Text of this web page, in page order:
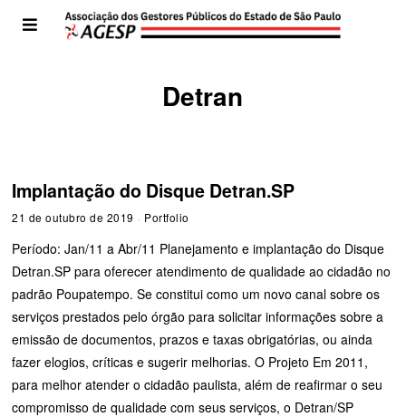
Detran
Implantação do Disque Detran.SP
21 de outubro de 2019 Portfolio
Período: Jan/11 a Abr/11 Planejamento e implantação do Disque
Detran.SP para oferecer atendimento de qualidade ao cidadão no
padrão Poupatempo. Se constitui como um novo canal sobre os
serviços prestados pelo órgão para solicitar informações sobre a
emissão de documentos, prazos e taxas obrigatórias, ou ainda
fazer elogios, críticas e sugerir melhorias. O Projeto Em 2011,
para melhor atender o cidadão paulista, além de reafirmar o seu
compromisso de qualidade com seus serviços, o Detran/SP